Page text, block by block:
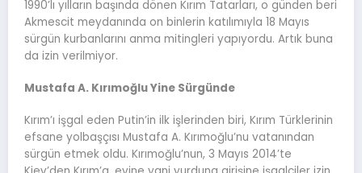
1990’lı yılların başında dönen Kırım Tatarları, o günden beri
Akmescit meydanında on binlerin katılımıyla 18 Mayıs
sürgün kurbanlarını anma mitingleri yapıyordu. Artık buna
da izin verilmiyor.
Mustafa A. Kırımoğlu Yine Sürgünde
Kırım’ı işgal eden Putin’in ilk işlerinden biri, Kırım Türklerinin
efsane yolbaşçısı Mustafa A. Kırımoğlu’nu vatanından
sürgün etmek oldu. Kırımoğlu’nun, 3 Mayıs 2014’te